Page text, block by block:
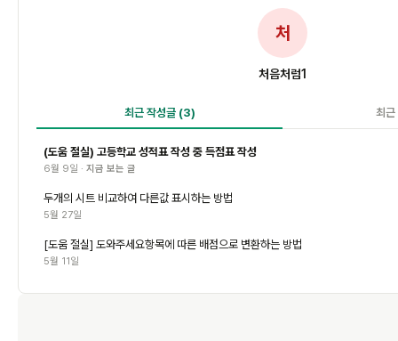
처
처음처럼1
최근 작성글 (3) 최
(도움 절실) 고등학교 성적표 작성 중 득점표 작성
6월 9일 · 지금 보는 글
두개의 시트 비교하여 다른값 표시하는 방법
5월 27일
[도움 절실] 도와주세요항목에 따른 배점으로 변환하는 방법
5월 11일